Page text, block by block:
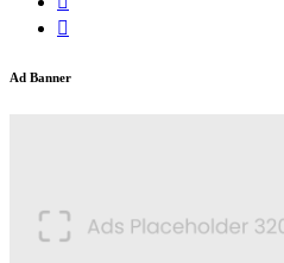
Ad Banner